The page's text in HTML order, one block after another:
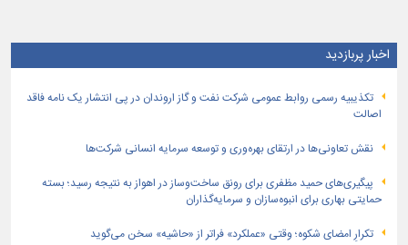
اخبار پربازدید
تكذیبیه رسمی روابط عمومی شركت نفت و گاز اروندان در پی انتشار یک نامه فاقد
اصالت
نقش تعاونی‌ها در ارتقای بهره‌وری و توسعه سرمایه انسانی شرکت‌ها
پیگیری‌های حمید مظفری برای رونق ساخت‌وساز در اهواز به نتیجه رسید؛ بسته
حمایتی بهاری برای انبوه‌سازان و سرمایه‌گذاران
تکرارِ امضای شکوه؛ وقتی «عملکرد» فراتر از «حاشیه» سخن می‌گوید